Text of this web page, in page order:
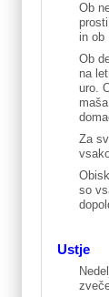
Ob
in ob
Ob
na
uro.
Za
so
Ustje